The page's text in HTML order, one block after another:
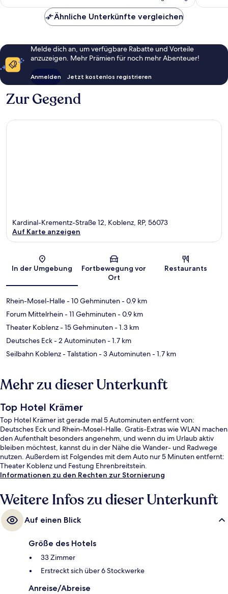
Ähnliche Unterkünfte vergleichen
Melde dich an, um verfügbare Rabatte und Vorteile
anzuzeigen. Mehr Prämien für noch mehr Abenteuer!
Anmelden Jetzt kostenlos registrieren
Zur Gegend
Karte
Kardinal-Krementz-Straße 12, Koblenz, RP, 56073
Auf Karte anzeigen
In der Umgebung
Fortbewegung vor
Ort
Restaurants
Rhein-Mosel-Halle- 10 Gehminuten- 0.9 km
Forum Mittelrhein- 11 Gehminuten- 0.9 km
Theater Koblenz- 15 Gehminuten- 1.3 km
Deutsches Eck- 2 Autominuten- 1.7 km
Seilbahn Koblenz - Talstation- 3 Autominuten- 1.7 km
Mehr zu dieser Unterkunft
Top Hotel Krämer
Top Hotel Krämer ist gerade mal 5 Autominuten entfernt von:
Deutsches Eck und Rhein-Mosel-Halle. Gratis-Extras wie WLAN machen
den Aufenthalt besonders angenehm, und wenn du im Urlaub aktiv
bleiben möchtest, kannst du in der Nähe die Wander- und Radwege
nutzen. Außerdem ist Folgendes mit dem Auto nur 5 Minuten entfernt:
Theater Koblenz und Festung Ehrenbreitstein.
Informationen zu den Rechten zur Stornierung
Weitere Infos zu dieser Unterkunft
Auf einen Blick
Größe des Hotels
33 Zimmer
Erstreckt sich über 6 Stockwerke
Anreise/Abreise